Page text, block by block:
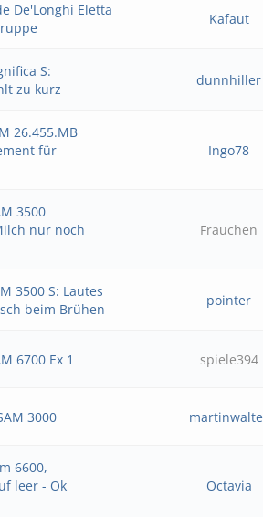
De'Longhi Eletta
Kafaut
S:
zu kurz
dunnhiller
26.455.MB
für
Ingo78
3500
nur noch
Frauchen
3500 S: Lautes
beim Brühen
pointer
6700 Ex 1 spiele394
3000
6600,
leer - Ok
Octavia